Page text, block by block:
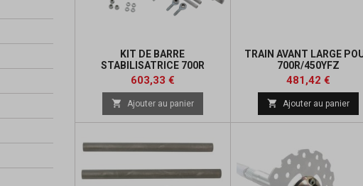
KIT DE BARRE
STABILISATRICE 700R
Prix
603,33 €Prix
de
base
 Ajouter au panier
TRAIN AVANT LARGE
700R/450YFZ
Prix
481,42 €Prix
de
base
 Ajouter au panier